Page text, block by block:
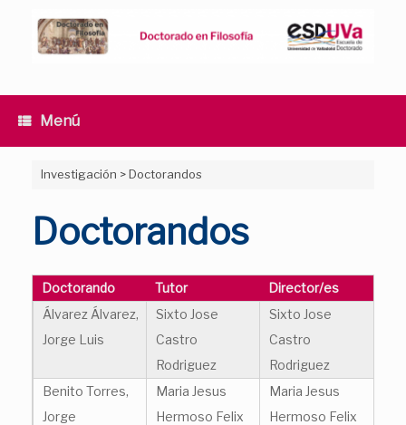
contenido
Menú
Investigación >Doctorandos
Doctorandos
Doctorando Tutor
Director/es
Álvarez Álvarez,
Jorge Luis
Sixto Jose
Castro
Rodriguez
Sixto Jose
Castro
Rodriguez
Benito Torres,
Jorge
Maria Jesus
Hermoso Felix
Maria Jesus
Hermoso Felix